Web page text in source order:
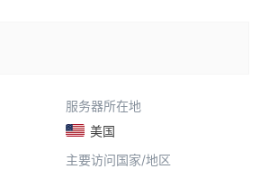
服务器所在地
美国
主要访问国家/地区